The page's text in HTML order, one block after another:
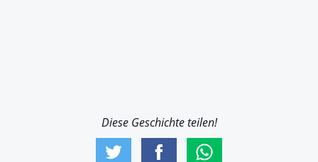
Diese Geschichte teilen!